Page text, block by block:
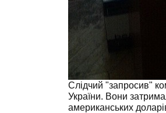
Слідчий "запросив"
України. Вони
американських